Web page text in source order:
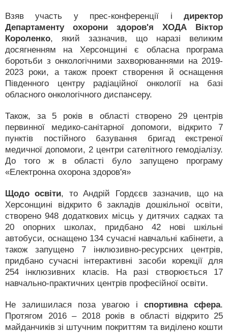
Взяв участь у прес-конференції і директор
Департаменту охорони здоров'я ХОДА Віктор
Короленко, який зазначив, що наразі великим
досягненням на Херсонщині є обласна програма
боротьби з онкологічними захворюваннями на 2019-
2023 роки, а також проект створення й оснащення
Південного центру радіаційної онкології на базі
обласного онкологічного диспансеру.
Також, за 5 років в області створено 29 центрів
первинної медико-санітарної допомоги, відкрито 7
пунктів постійного базування бригад екстреної
медичної допомоги, 2 центри сателітного гемодіалізу.
До того ж в області було запущено програму
«Електронна охорона здоров'я»
Щодо освіти, то Андрій Гордєєв зазначив, що на
Херсонщині відкрито 6 закладів дошкільної освіти,
створено 948 додаткових місць у дитячих садках та
20 опорних школах, придбано 42 нові шкільні
автобуси, оснащено 134 сучасні навчальні кабінети, а
також запущено 7 інклюзивно-ресурсних центрів,
придбано сучасні інтерактивні засоби корекції для
254 інклюзивних класів. На разі створюється 17
навчально-практичних центрів професійної освіти.
Не залишилася поза увагою і спортивна сфера.
Протягом 2016 – 2018 років в області відкрито 25
майданчиків зі штучним покриттям та виділено кошти